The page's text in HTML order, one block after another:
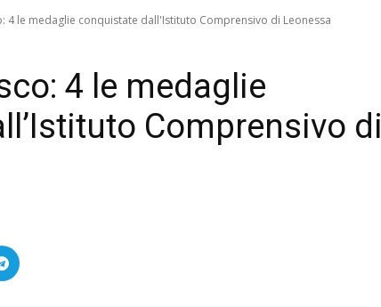
4 le medaglie conquistate dall'Istituto Comprensivo di Leonessa
4 le medaglie
Comprensivo di